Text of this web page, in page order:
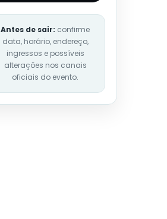
Antes de sair: confirme
data, horário, endereço,
ingressos e possíveis
alterações nos canais
oficiais do evento.